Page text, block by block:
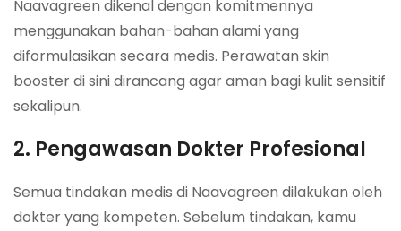
Naavagreen dikenal dengan komitmennya
menggunakan bahan-bahan alami yang
diformulasikan secara medis. Perawatan skin
booster di sini dirancang agar aman bagi kulit sensitif
sekalipun.
2. Pengawasan Dokter Profesional
Semua tindakan medis di Naavagreen dilakukan oleh
dokter yang kompeten. Sebelum tindakan, kamu